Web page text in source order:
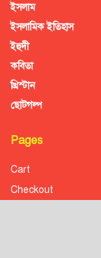
ইসলাম
ইসলামিক ইতিহাস
ইহুদী
কবিতা
খ্রিস্টান
ছোটগল্প
Pages
Cart
Checkout